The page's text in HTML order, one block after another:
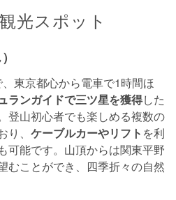
光スポット
東京都心から電車で1時間ほ
ランガイドで三ツ星を獲得した
登山初心者でも楽しめる複数の
、 ケーブルカーやリフト を利
可能です。山頂からは関東平野
むことができ、四季折々の自然